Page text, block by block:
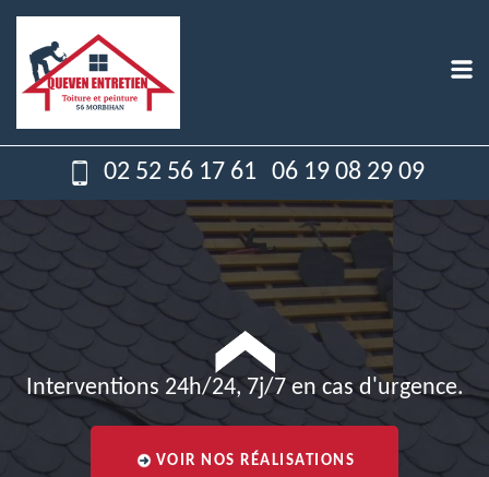
02 52 56 17 61 06 19 08 29 09
Interventions 24h/24, 7j/7 en cas d'urgence.
VOIR NOS RÉALISATIONS